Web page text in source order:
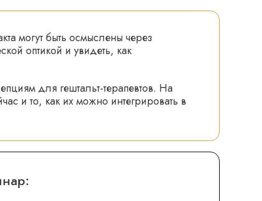
могут быть осмыслены через
оптикой и увидеть, как
для гештальт-терапевтов. На
и то, как их можно интегрировать в